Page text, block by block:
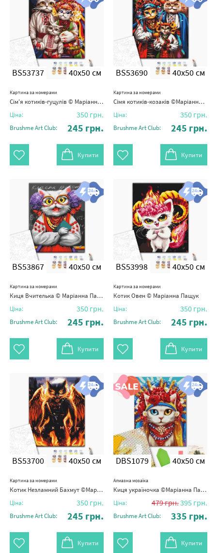
BS53737 40x50 см
Картина за номерами
Сім'я котиків-гуцулів © Маріанна Пащук
Ціна: 350 грн.
Brushme Art Club: 245 грн.
Купити
BS53690 40x50 см
Картина за номерами
Сімя котиків-козаків ©Маріанна Пащук
Ціна: 350 грн.
Brushme Art Club: 245 грн.
Купити
BS53867 40x50 см
Картина за номерами
Киця Вчителька © Маріанна Пащук
Ціна: 350 грн.
Brushme Art Club: 245 грн.
Купити
BS53998 40x50 см
Картина за номерами
Котик Овен © Маріанна Пащук
Ціна: 350 грн.
Brushme Art Club: 245 грн.
Купити
BS53700 40x50 см
Картина за номерами
Котик Незламний Бахмут ©Маріанна Пащук
Ціна: 350 грн.
Brushme Art Club: 245 грн.
Купити
DBS1079 40x50 см
Алмазна мозаїка
Киця україночка ©Маріанна Пащук
Ціна: 479грн.395 грн.
Brushme Art Club: 335 грн.
Купити